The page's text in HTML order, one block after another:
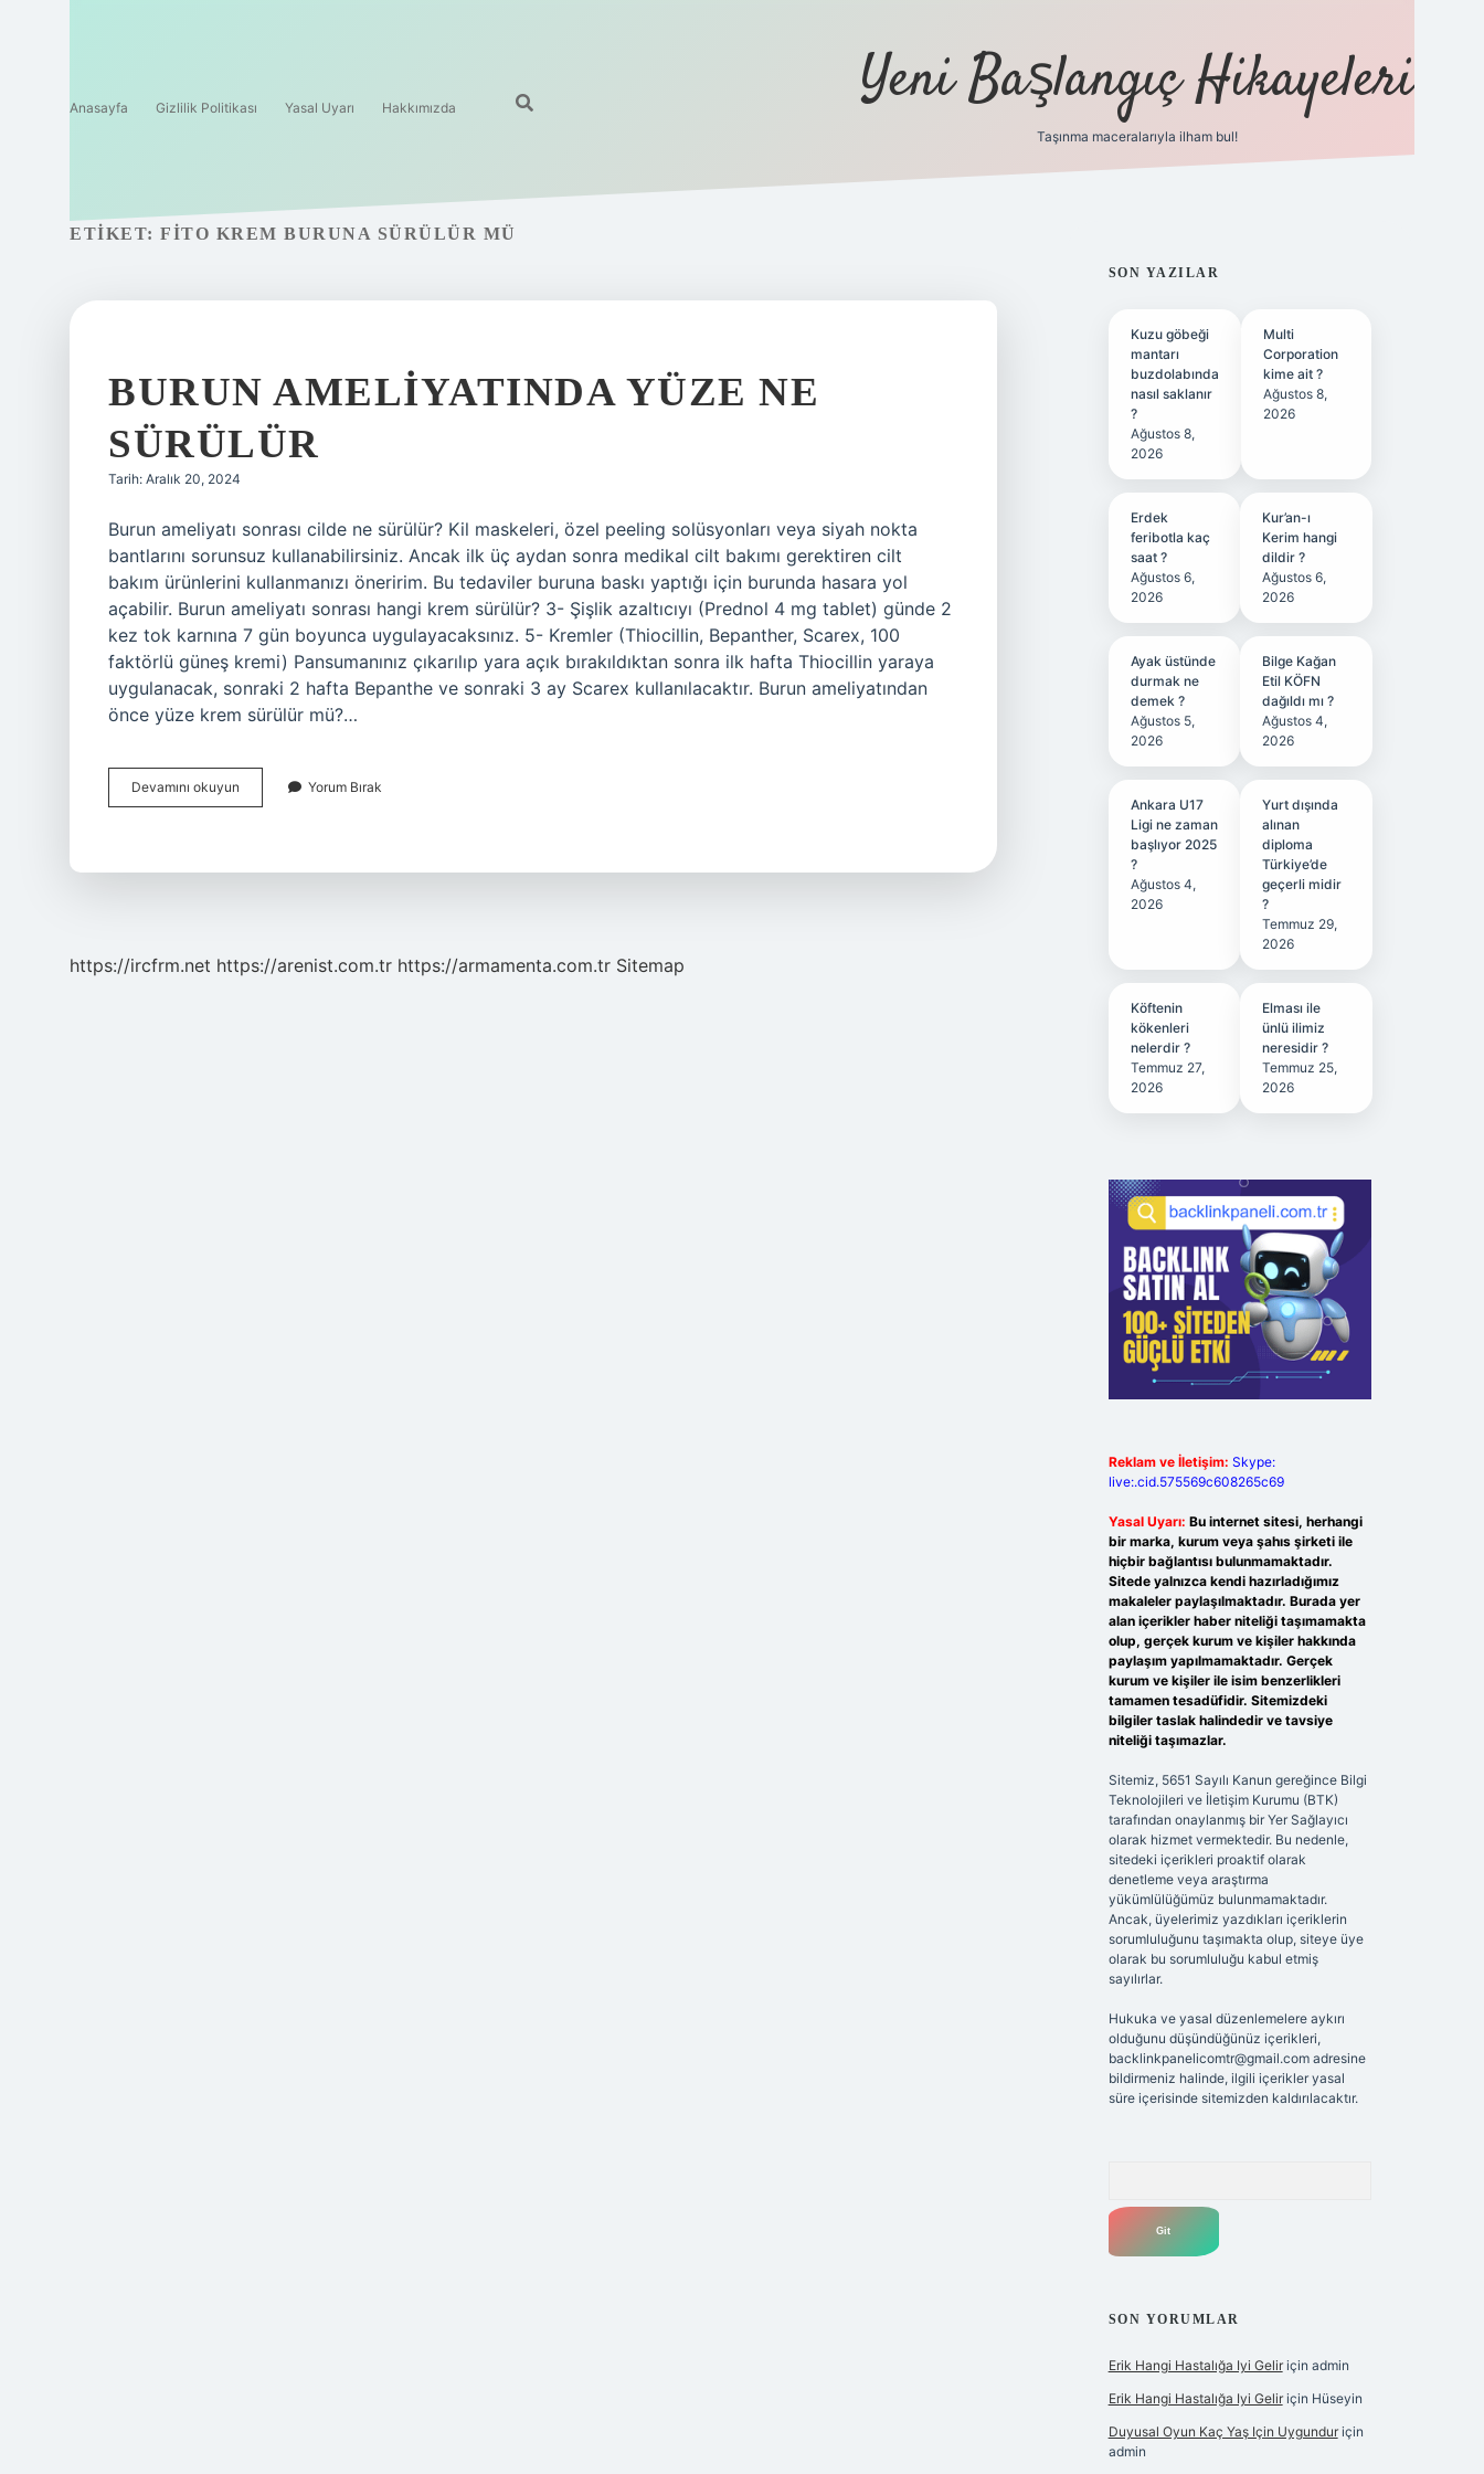
Anasayfa Gizlilik Politikası Yasal Uyarı Hakkımızda Yeni Başlangıç Hikayeleri
Taşınma maceralarıyla ilham bul!
ETIKET: FITO KREM BURUNA SÜRÜLÜR MÜ
BURUN AMELIYATINDA YÜZE NE
SÜRÜLÜR
Tarih: Aralık 20, 2024
Burun ameliyatı sonrası cilde ne sürülür? Kil maskeleri, özel peeling solüsyonları veya siyah nokta
bantlarını sorunsuz kullanabilirsiniz. Ancak ilk üç aydan sonra medikal cilt bakımı gerektiren cilt
bakım ürünlerini kullanmanızı öneririm. Bu tedaviler buruna baskı yaptığı için burunda hasara yol
açabilir. Burun ameliyatı sonrası hangi krem sürülür? 3- Şişlik azaltıcıyı (Prednol 4 mg tablet) günde 2
kez tok karnına 7 gün boyunca uygulayacaksınız. 5- Kremler (Thiocillin, Bepanther, Scarex, 100
faktörlü güneş kremi) Pansumanınız çıkarılıp yara açık bırakıldıktan sonra ilk hafta Thiocillin yaraya
uygulanacak, sonraki 2 hafta Bepanthe ve sonraki 3 ay Scarex kullanılacaktır. Burun ameliyatından
önce yüze krem sürülür mü?…
Devamını okuyun
Ameliyatında
Yorum Bırak
https://ircfrm.net https://arenist.com.tr https://armamenta.com.tr Sitemap
SIDEBAR
SON YAZILAR
Kuzu göbeği
mantarı
buzdolabında
nasıl saklanır
?
Ağustos 8,
2026
Multi
Corporation
kime ait ?
Ağustos 8,
2026
Erdek
feribotla kaç
saat ?
Ağustos 6,
2026
Kur’an-ı
Kerim hangi
dildir ?
Ağustos 6,
2026
Ayak üstünde
durmak ne
demek ?
Ağustos 5,
2026
Bilge Kağan
Etil KÖFN
dağıldı mı ?
Ağustos 4,
2026
Ankara U17
Ligi ne zaman
başlıyor 2025
?
Ağustos 4,
2026
Yurt dışında
alınan
diploma
Türkiye’de
geçerli midir
?
Temmuz 29,
2026
Köftenin
kökenleri
nelerdir ?
Temmuz 27,
2026
Elması ile
ünlü ilimiz
neresidir ?
Temmuz 25,
2026
Reklam ve İletişim: Skype:
live:.cid.575569c608265c69
Yasal Uyarı: Bu internet sitesi, herhangi
bir marka, kurum veya şahıs şirketi ile
hiçbir bağlantısı bulunmamaktadır.
Sitede yalnızca kendi hazırladığımız
makaleler paylaşılmaktadır. Burada yer
alan içerikler haber niteliği taşımamakta
olup, gerçek kurum ve kişiler hakkında
paylaşım yapılmamaktadır. Gerçek
kurum ve kişiler ile isim benzerlikleri
tamamen tesadüfidir. Sitemizdeki
bilgiler taslak halindedir ve tavsiye
niteliği taşımazlar.
Sitemiz, 5651 Sayılı Kanun gereğince Bilgi
Teknolojileri ve İletişim Kurumu (BTK)
tarafından onaylanmış bir Yer Sağlayıcı
olarak hizmet vermektedir. Bu nedenle,
sitedeki içerikleri proaktif olarak
denetleme veya araştırma
yükümlülüğümüz bulunmamaktadır.
Ancak, üyelerimiz yazdıkları içeriklerin
sorumluluğunu taşımakta olup, siteye üye
olarak bu sorumluluğu kabul etmiş
sayılırlar.
Hukuka ve yasal düzenlemelere aykırı
olduğunu düşündüğünüz içerikleri,
backlinkpanelicomtr@gmail.comadresine
bildirmeniz halinde, ilgili içerikler yasal
süre içerisinde sitemizden kaldırılacaktır.
SON YORUMLAR
Erik Hangi Hastalığa Iyi Geliriçin admin
Erik Hangi Hastalığa Iyi Geliriçin Hüseyin
Duyusal Oyun Kaç Yaş Için Uygunduriçin
admin